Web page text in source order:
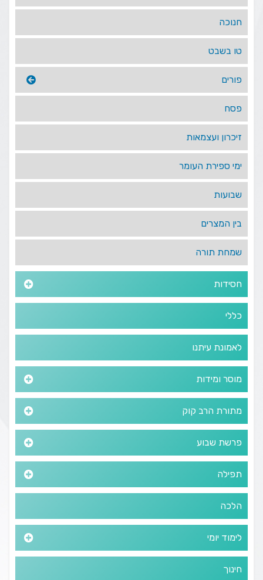
חנוכה
טו בשבט
פורים
פסח
זיכרון ועצמאות
ימי ספירת העומר
שבועות
בין המצרים
שמחת תורה
חסידות
כללי
לאמונת עיתנו
מוסר ומידות
מתורת הרב קוק
פרשת שבוע
תפילה
הלכה
לימוד יומי
חינוך